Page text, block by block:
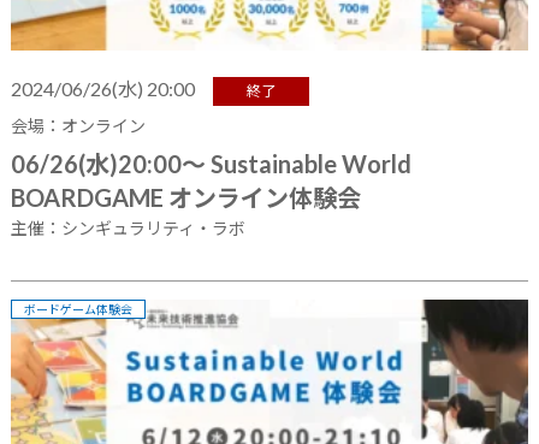
2024/06/26(水) 20:00 終了
会場：オンライン
06/26(水)20:00～ Sustainable World
BOARDGAME オンライン体験会
主催：シンギュラリティ・ラボ
ボードゲーム体験会